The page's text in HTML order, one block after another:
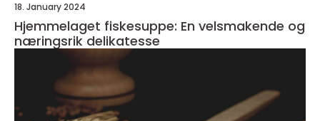
18. January 2024
Hjemmelaget fiskesuppe: En velsmakende og
næringsrik delikatesse